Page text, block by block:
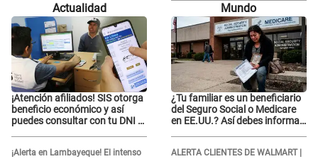
Actualidad
¡Atención afiliados! SIS otorga
beneficio económico y así
puedes consultar con tu DNI si
¡Alerta en Lambayeque! El intenso
Mundo
¿Tu familiar es un beneficiario
del Seguro Social o Medicare
en EE.UU.? Así debes informar
ALERTA CLIENTES DE WALMART |